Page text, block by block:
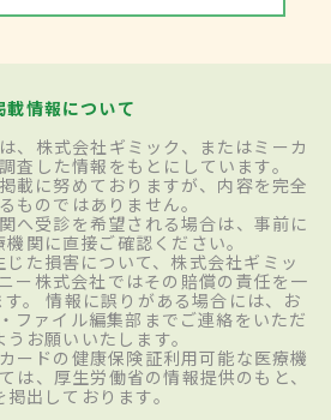
載情報について
、株式会社ギミック、またはミーカ
査した情報をもとにしています。
載に努めておりますが、内容を完全
ものではありません。
へ受診を希望される場合は、事前に
関に直接ご確認ください。
た損害について、株式会社ギミッ
ー株式会社ではその賠償の責任を一
。 情報に誤りがある場合には、お
ファイル編集部までご連絡をいただ
うお願いいたします。
ードの健康保険証利用可能な医療機
は、厚生労働省の情報提供のもと、
出しております。